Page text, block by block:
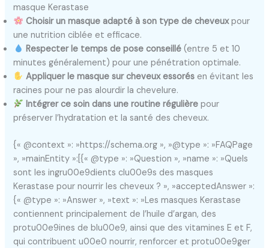
masque Kerastase
Choisir un masque adapté à son type de cheveuxpour
une nutrition ciblée et efficace.
Respecter le temps de pose conseillé (entre 5 et 10
minutes généralement) pour une pénétration optimale.
Appliquer le masque sur cheveux essorés en évitant les
racines pour ne pas alourdir la chevelure.
Intégrer ce soin dans une routine régulière pour
préserver l’hydratation et la santé des cheveux.
{« @context »: »https://schema.org », »@type »: »FAQPage
», »mainEntity »:[{« @type »: »Question », »name »: »Quels
sont les ingru00e9dients clu00e9s des masques
Kerastase pour nourrir les cheveux ? », »acceptedAnswer »:
{« @type »: »Answer », »text »: »Les masques Kerastase
contiennent principalement de l’huile d’argan, des
protu00e9ines de blu00e9, ainsi que des vitamines E et F,
qui contribuent u00e0 nourrir, renforcer et protu00e9ger